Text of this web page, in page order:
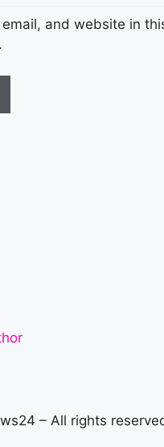
email, and website in
– All rights